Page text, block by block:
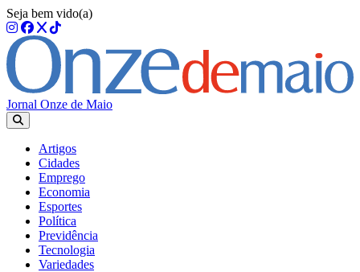
Seja bem vido(a)
Jornal Onze de Maio
Artigos
Cidades
Emprego
Economia
Esportes
Política
Previdência
Tecnologia
Variedades